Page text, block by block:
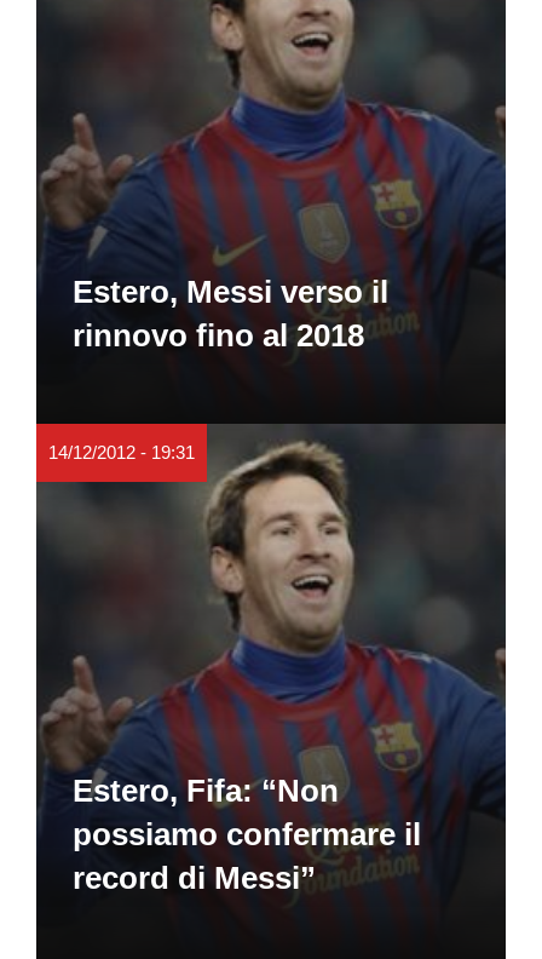
Estero, Messi verso il
rinnovo fino al 2018
14/12/2012 - 19:31
Estero, Fifa: “Non
possiamo confermare il
record di Messi”